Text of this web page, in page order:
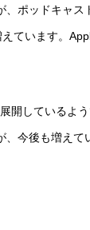
、ポッドキャス
ています。
開しているよ
今後も増えて